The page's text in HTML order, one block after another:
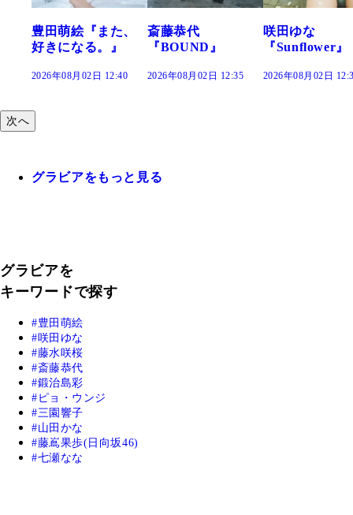
斎藤恭代
『BOUND』
2026年08月02日 12:35
咲田ゆな
『Sunflower』
2026年08月02日 12:30
藤水咲桜『花
だまり』
2026年08月02日
次へ
グラビアをもっと見る
グラビアを
キーワードで探す
豊田萌絵
咲田ゆな
藤水咲桜
斎藤恭代
鍛治島彩
ピョ・ウンジ
三園響子
山田かな
藤嶌果歩(日向坂46)
七瀬なな